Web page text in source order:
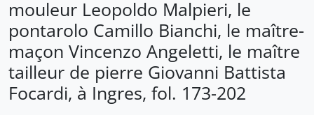
mouleur Leopoldo Malpieri, le
pontarolo Camillo Bianchi, le maître-
maçon Vincenzo Angeletti, le maître
tailleur de pierre Giovanni Battista
Focardi, à Ingres, fol. 173-202